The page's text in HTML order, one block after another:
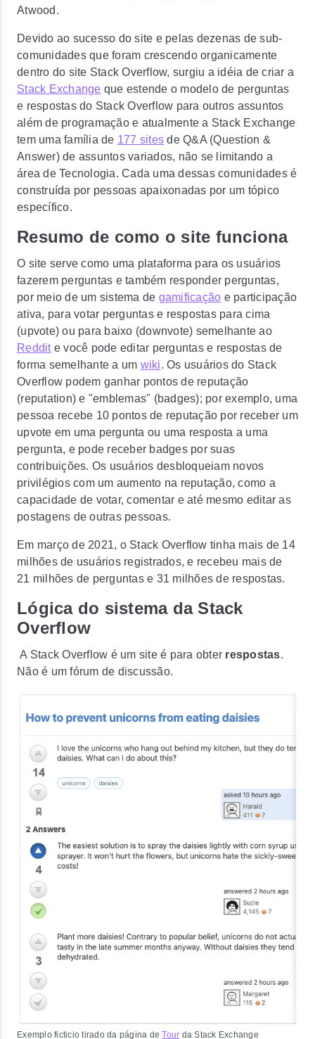
Atwood.
Devido ao sucesso do site e pelas dezenas de sub-
comunidades que foram crescendo organicamente
dentro do site Stack Overflow, surgiu a idéia de criar a
Stack Exchange que estende o modelo de perguntas
e respostas do Stack Overflow para outros assuntos
além de programação e atualmente a Stack Exchange
tem uma família de 177 sites de Q&A (Question &
Answer)de assuntos variados, não se limitando a
área de Tecnologia. Cada uma dessas comunidades é
construída por pessoas apaixonadas por um tópico
específico.
Resumo de como o site funciona
O site serve como uma plataforma para os usuários
fazerem perguntas e também responder perguntas,
por meio de um sistema de gamificação e participação
ativa, para votar perguntas e respostas para cima
(upvote) ou para baixo (downvote) semelhante ao
Reddite você pode editar perguntas e respostas de
forma semelhante a um wiki. Os usuários do Stack
Overflow podem ganhar pontos de reputação
(reputation) e "emblemas" (badges); por exemplo, uma
pessoa recebe 10 pontos de reputação por receber um
upvote em uma pergunta ou uma resposta a uma
pergunta, e pode receber badges por suas
contribuições. Os usuários desbloqueiam novos
privilégios com um aumento na reputação, como a
capacidade de votar, comentar e até mesmo editar as
postagens de outras pessoas.
Em março de 2021, o Stack Overflow tinha mais de 14
milhões de usuários registrados, e recebeu mais de
21 milhões de perguntas e 31 milhões de respostas.
Lógica do sistema da Stack
Overflow
A Stack Overflow é um site é para obter respostas.
Não é um fórum de discussão.
Exemplo ficticio tirado da página deTour da Stack Exchange